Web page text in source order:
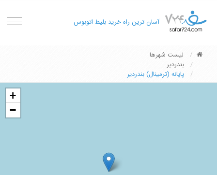
آسان ترین راه خرید بلیط اتوبوس
لیست شهرها
بندردیر
پایانه (ترمینال) بندردیر
+
−